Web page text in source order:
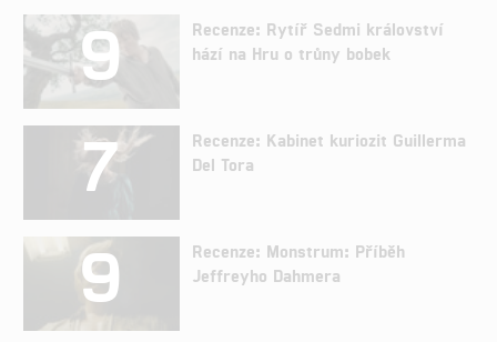
9
Recenze: Rytíř Sedmi království
hází na Hru o trůny bobek
7
Recenze: Kabinet kuriozit Guillerma
Del Tora
9
Recenze: Monstrum: Příběh
Jeffreyho Dahmera